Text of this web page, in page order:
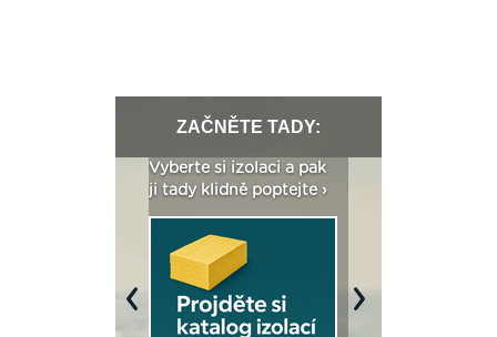
ZAČNĚTE TADY:
Vyberte si izolaci a pak
ji tady klidně poptejte ›
Previous Next